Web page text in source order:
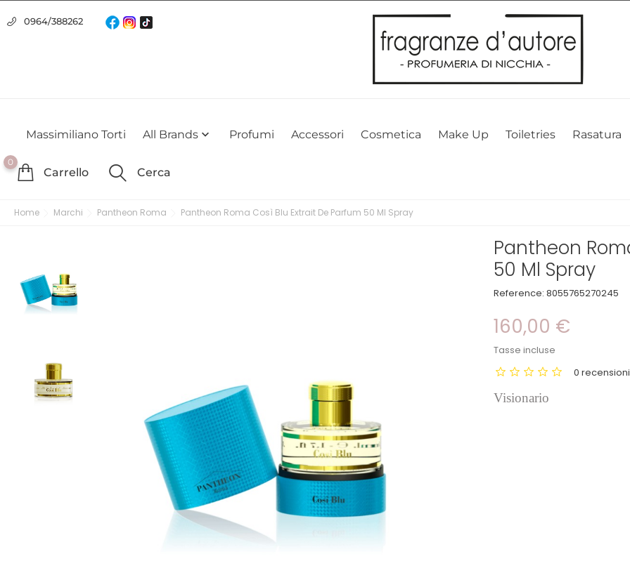
Usiamo i cookie
Utilizziamo i cookie per offrirti la migliore esperienza possibile sul nostro sito web. Cliccando su OK, acconsenti alla nostra politica
0964/388262
Massimiliano Torti All Brands  Profumi Accessori Cosmetica Make Up Toiletries Rasatura
0
Carrello Cerca
Home Marchi Pantheon Roma Pantheon Roma Così Blu Extrait De Parfum 50 Ml Spray
Pantheon
50 Ml Spray
Reference: 8055765270245
160,00 €
Tasse incluse
0
Visionario